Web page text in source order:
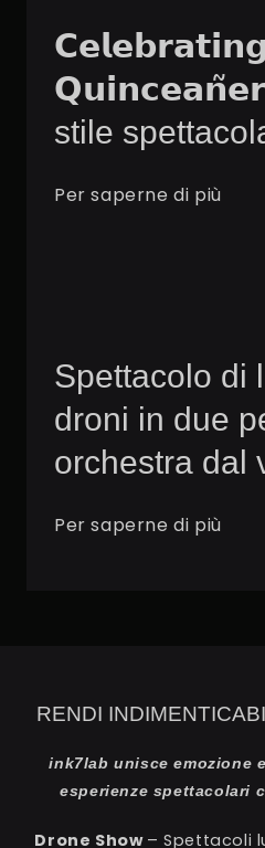
stile
Per saperne di più
Spettacolo di
droni in due
orchestra dal
Per saperne di più
RENDI
ink7lab unisce emozione
esperienze spettacolari
Drone Show – Spettacoli